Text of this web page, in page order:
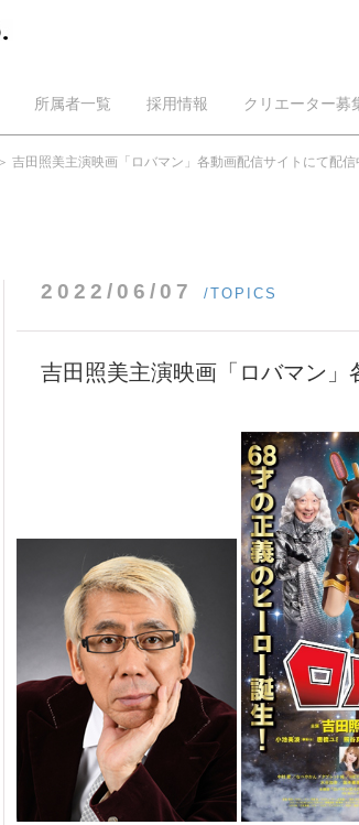
所属者一覧 採用情報 クリエーター募
吉田照美主演映画「ロバマン」各動画配信サイトにて配信
2022/06/07 /TOPICS
吉田照美主演映画「ロバマン